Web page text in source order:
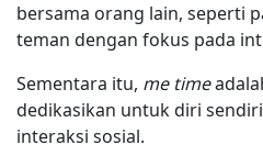
bersama orang lain, seperti
teman dengan fokus pada
Sementara itu, me time
dedikasikan untuk diri
interaksi sosial.